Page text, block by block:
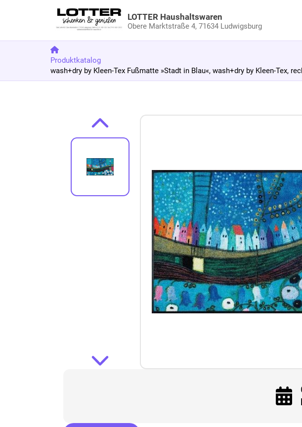
LOTTER Haushaltswaren
Obere Marktstraße 4, 71634 Ludwigsburg
Produktkatalog
wash+dry by Kleen-Tex Fußmatte »Stadt in Blau«, wash+dry by Kleen-Tex,
Zur Produktbeschreibung springen